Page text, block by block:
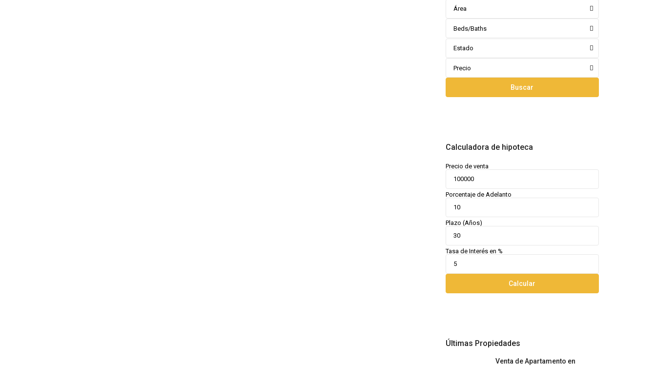
Área
Beds/Baths
Estado
Precio
Buscar
Calculadora de hipoteca
Precio de venta
Porcentaje de Adelanto
Plazo (Años)
Tasa de Interés en %
Calcular
Últimas Propiedades
Venta de Apartamento en